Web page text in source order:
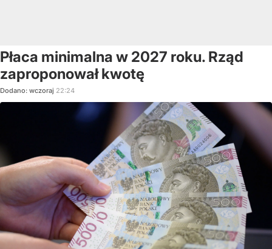
Płaca minimalna w 2027 roku. Rząd
zaproponował kwotę
Dodano: wczoraj 22:24